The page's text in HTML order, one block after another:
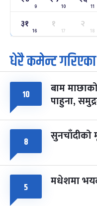
२५
मंगल
ग्याल्पो ल्होसार
फाल्गुन २५, २०८३
७
आइत
पूर्णिमा व्रत
चैत्र ७, २०८३-Mar 21,
८ फागुपूर्णिमा
चैत्र ८, २०८३-Mar 22,
9 10 11
३१
16
१
17
२
18
धेरै कमेन्ट गरिएका
१० बाम
पाहुना,
८ सुनचाँदीको
५ मधेशमा